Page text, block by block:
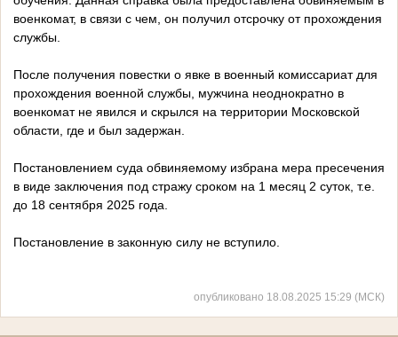
военкомат, в связи с чем, он получил отсрочку от прохождения
службы.
После получения повестки о явке в военный комиссариат для
прохождения военной службы, мужчина неоднократно в
военкомат не явился и скрылся на территории Московской
области, где и был задержан.
Постановлением суда обвиняемому избрана мера пресечения
в виде заключения под стражу сроком на 1 месяц 2 суток, т.е.
до 18 сентября 2025 года.
Постановление в законную силу не вступило.
опубликовано 18.08.2025 15:29 (МСК)